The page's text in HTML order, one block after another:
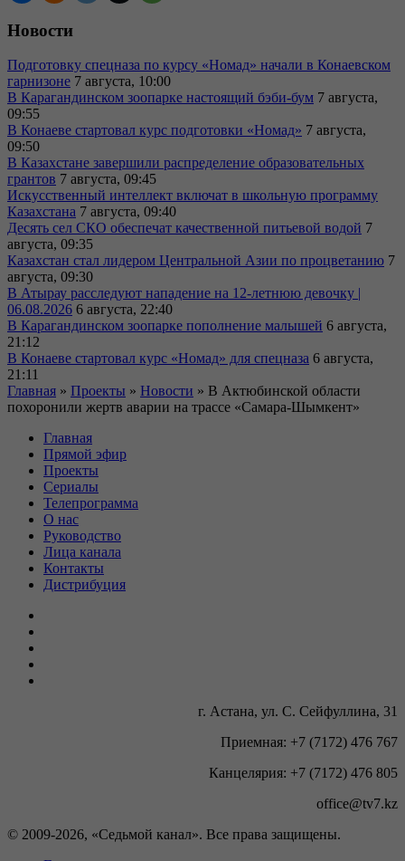
Новости
Подготовку спецназа по курсу «Номад» начали в Конаевском
гарнизоне 7 августа, 10:00
В Карагандинском зоопарке настоящий бэби-бум 7 августа,
09:55
В Конаеве стартовал курс подготовки «Номад» 7 августа,
09:50
В Казахстане завершили распределение образовательных
грантов 7 августа, 09:45
Искусственный интеллект включат в школьную программу
Казахстана 7 августа, 09:40
Десять сел СКО обеспечат качественной питьевой водой 7
августа, 09:35
Казахстан стал лидером Центральной Азии по процветанию 7
августа, 09:30
В Атырау расследуют нападение на 12-летнюю девочку |
06.08.2026 6 августа, 22:40
В Карагандинском зоопарке пополнение малышей 6 августа,
21:12
В Конаеве стартовал курс «Номад» для спецназа 6 августа,
21:11
Главная » Проекты » Новости » В Актюбинской области
похоронили жертв аварии на трассе «Самара-Шымкент»
Главная
Прямой эфир
Проекты
Сериалы
Телепрограмма
О нас
Руководство
Лица канала
Контакты
Дистрибуция
г. Астана, ул. С. Сейфуллина, 31
Приемная: +7 (7172) 476 767
Канцелярия: +7 (7172) 476 805
office@tv7.kz
© 2009-2026, «Седьмой канал». Все права защищены.